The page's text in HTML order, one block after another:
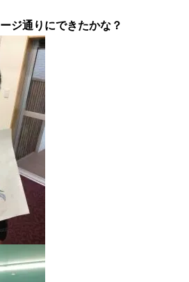
ジ通りにできたかな？